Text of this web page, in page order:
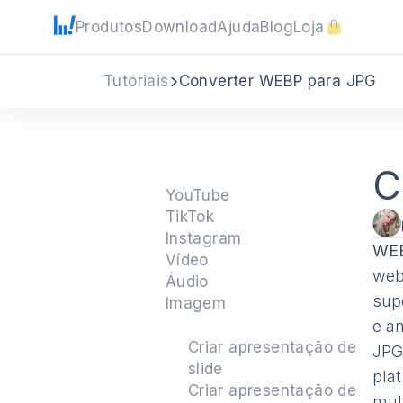
ProdutosDownloadAjudaBlogLoja
Tutoriais Converter WEBP para JPG
YouTube
TikTok
Instagram
Vídeo
Áudio
Imagem
Criar apresentação de
slide
Criar apresentação de
e